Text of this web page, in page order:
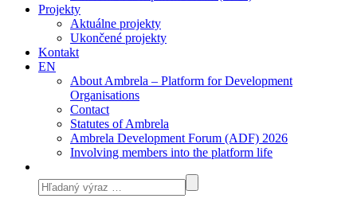
Projekty
Aktuálne projekty
Ukončené projekty
Kontakt
EN
About Ambrela – Platform for Development
Organisations
Contact
Statutes of Ambrela
Ambrela Development Forum (ADF) 2026
Involving members into the platform life